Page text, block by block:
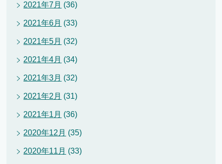
2021年7月 (36)
2021年6月 (33)
2021年5月 (32)
2021年4月 (34)
2021年3月 (32)
2021年2月 (31)
2021年1月 (36)
2020年12月 (35)
2020年11月 (33)